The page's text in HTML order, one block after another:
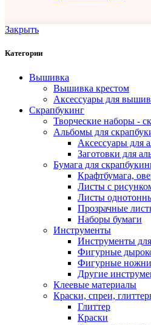
Закрыть
Категории
Вышивка
Вышивка крестом
Аксессуары для
Скрапбукинг
Творческие наборы -
Альбомы для
Аксессуары для
Заготовки для
Бумага для
Крафтбумага,
Листы c
Листы
Прозрачные
Наборы бумаги
Инструменты
Инструменты
Фигурные
Фигурные
Другие
Клеевые материалы
Краски, спреи,
Глиттер
Краски